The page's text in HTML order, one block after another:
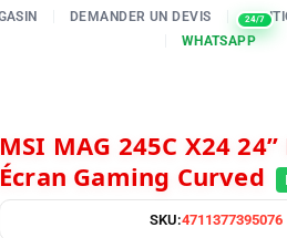
MSI MAG 245C X24 24” Maroc |
Écran Gaming Curved
SKU:4711377395076